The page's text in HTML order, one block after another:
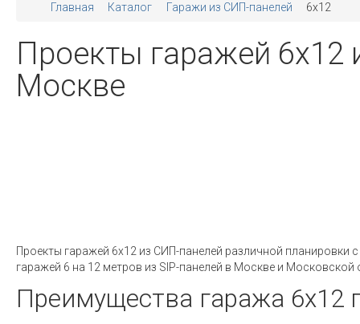
Главная Каталог Гаражи из СИП-панелей 6x12
Проекты гаражей 6х12
Москве
Проекты гаражей 6х12 из СИП-панелей различной
гаражей 6 на 12 метров из SIP-панелей в Москве и
Преимущества гаража 6х12